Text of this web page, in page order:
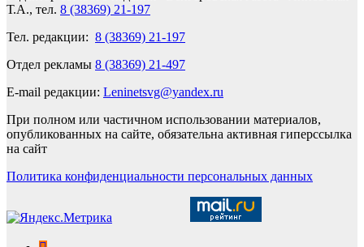
Т.А., тел. 8 (38369) 21-197
Тел. редакции: 8 (38369) 21-197
Отдел рекламы 8 (38369) 21-497
E-mail редакции: Leninetsvg@yandex.ru
При полном или частичном использовании материалов,
опубликованных на сайте, обязательна активная гиперссылка
на сайт
Политика конфиденциальности персональных данных